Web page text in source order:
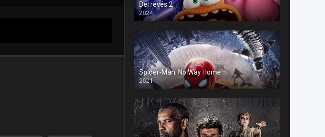
Del revés 2
2024
Spider-Man: No Way Home
2021